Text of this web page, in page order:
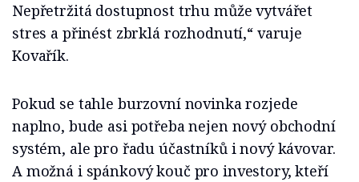
Nepřetržitá dostupnost trhu může vytvářet
stres a přinést zbrklá rozhodnutí,“ varuje
Kovařík.
Pokud se tahle burzovní novinka rozjede
naplno, bude asi potřeba nejen nový obchodní
systém, ale pro řadu účastníků i nový kávovar.
A možná i spánkový kouč pro investory, kteří